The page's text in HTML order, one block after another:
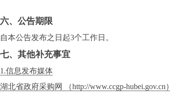
六、公告期限
自本公告发布之日起3个工作日。
七、其他补充事宜
1.信息发布媒体
湖北省政府采购网 （http://www.ccgp-hubei.gov.cn）